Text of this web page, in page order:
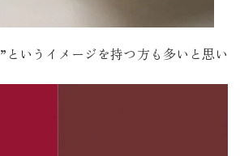
というイメージを持つ方も多いと思い